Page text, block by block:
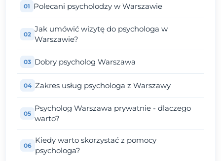
Polecani psycholodzy w Warszawie
Jak umówić wizytę do psychologa w
Warszawie?
Dobry psycholog Warszawa
Zakres usług psychologa z Warszawy
Psycholog Warszawa prywatnie - dlaczego
warto?
Kiedy warto skorzystać z pomocy
psychologa?